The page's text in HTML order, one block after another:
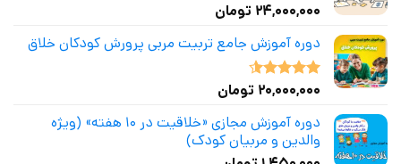
۲۴,۰۰۰,۰۰۰ تومان
دوره آموزش جامع تربیت مربی پرورش کودکان خلاق
نمره4.50
۲۰,۰۰۰,۰۰۰ تومان
دوره آموزش مجازی «خلاقیت در ۱۰ هفته» (ویژه
والدین و مربیان کودک)